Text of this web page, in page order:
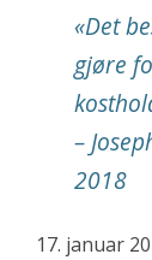
«Det
gjøre
–
2018
17. januar